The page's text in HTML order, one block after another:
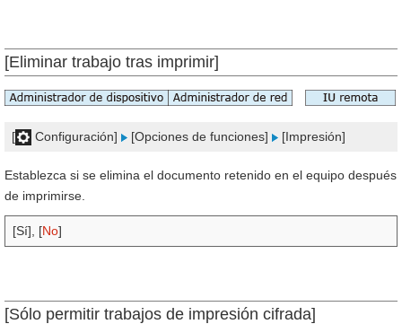
[Eliminar trabajo tras imprimir]
[ Configuración] [Opciones de funciones] [Impresión]
Establezca si se elimina el documento retenido en el equipo después
de imprimirse.
[Sí], [No]
[Sólo permitir trabajos de impresión cifrada]